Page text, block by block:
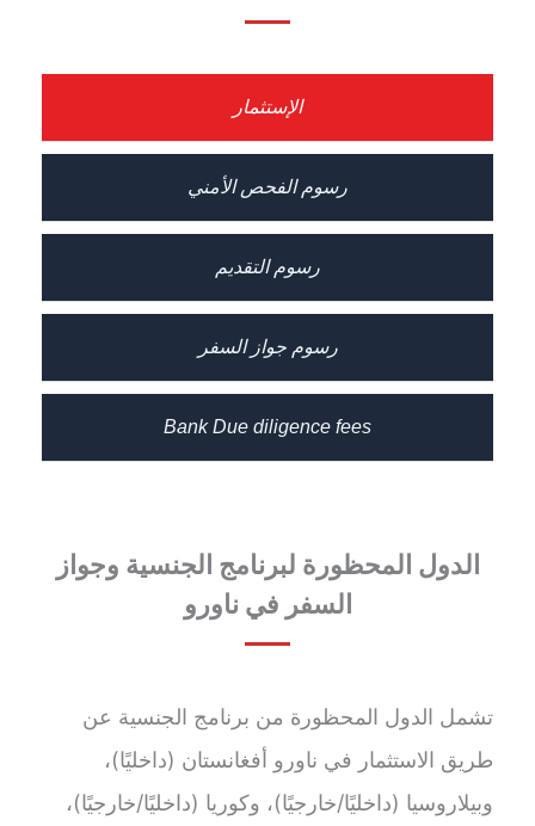
الإستثمار
رسوم الفحص الأمني
رسوم التقديم
رسوم جواز السفر
Bank Due diligence fees
الدول المحظورة لبرنامج الجنسية وجواز
السفر في ناورو
تشمل الدول المحظورة من برنامج الجنسية عن
طريق الاستثمار في ناورو أفغانستان (داخليًا)،
وبيلاروسيا (داخليًا/خارجيًا)، وكوريا (داخليًا/خارجيًا)،